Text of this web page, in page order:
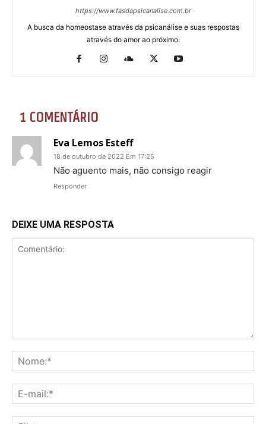
https://www.fasdapsicanalise.com.br
A busca da homeostase através da psicanálise e suas respostas
através do amor ao próximo.
1 COMENTÁRIO
Eva Lemos Esteff
18 de outubro de 2022 Em 17:25
Não aguento mais, não consigo reagir
Responder
DEIXE UMA RESPOSTA